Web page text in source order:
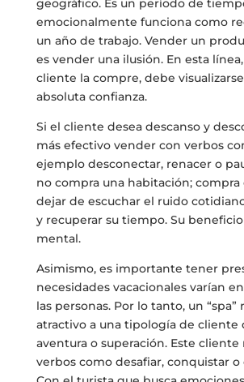
geográfico. Es un período de
emocionalmente funciona como
un año de trabajo. Vender un
es vender una ilusión. En esta
cliente la compre, debe
absoluta confianza.
Si el cliente desea descanso y
más efectivo vender con verbos
ejemplo desconectar, renacer o
no compra una habitación; compra
dejar de escuchar el ruido
y recuperar su tiempo. Su beneficio
mental.
Asimismo, es importante tener
necesidades vacacionales varían
las personas. Por lo tanto, un “spa”
atractivo a una tipología de cliente
aventura o superación. Este cliente
verbos como desafiar, conquistar o